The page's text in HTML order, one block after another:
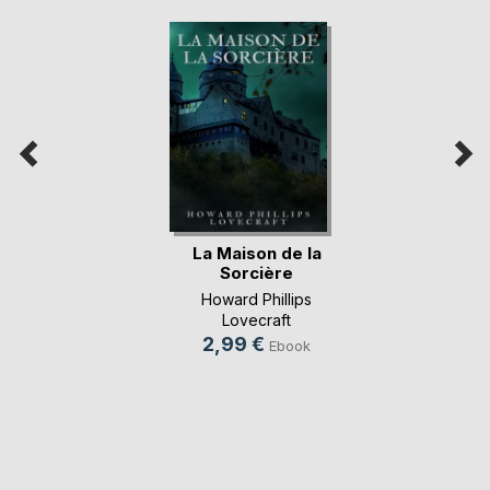
La Maison de la
Sorcière
Howard Phillips
Lovecraft
2,99 € Ebook